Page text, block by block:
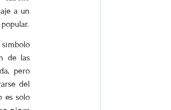
a un
de las
pero
del
es solo